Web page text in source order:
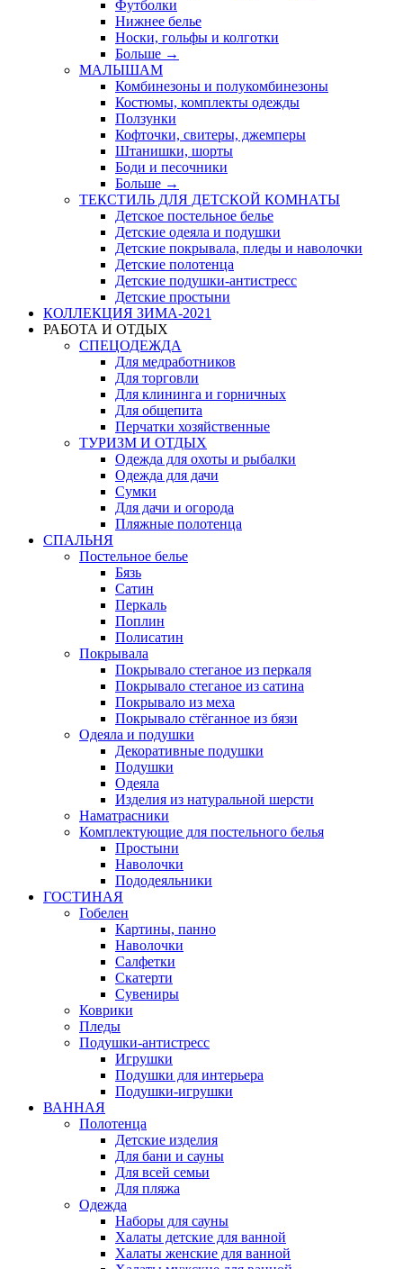
Футболки
Нижнее белье
Носки, гольфы и колготки
Больше →
МАЛЫШАМ
Комбинезоны и полукомбинезоны
Костюмы, комплекты одежды
Ползунки
Кофточки, свитеры, джемперы
Штанишки, шорты
Боди и песочники
Больше →
ТЕКСТИЛЬ ДЛЯ ДЕТСКОЙ КОМНАТЫ
Детское постельное белье
Детские одеяла и подушки
Детские покрывала, пледы и наволочки
Детские полотенца
Детские подушки-антистресс
Детские простыни
КОЛЛЕКЦИЯ ЗИМА-2021
РАБОТА И ОТДЫХ
СПЕЦОДЕЖДА
Для медработников
Для торговли
Для клининга и горничных
Для общепита
Перчатки хозяйственные
ТУРИЗМ И ОТДЫХ
Одежда для охоты и рыбалки
Одежда для дачи
Сумки
Для дачи и огорода
Пляжные полотенца
СПАЛЬНЯ
Постельное белье
Бязь
Сатин
Перкаль
Поплин
Полисатин
Покрывала
Покрывало стеганое из перкаля
Покрывало стеганое из сатина
Покрывало из меха
Покрывало стёганное из бязи
Одеяла и подушки
Декоративные подушки
Подушки
Одеяла
Изделия из натуральной шерсти
Наматраcники
Комплектующие для постельного белья
Простыни
Наволочки
Пододеяльники
ГОСТИНАЯ
Гобелен
Картины, панно
Наволочки
Салфетки
Скатерти
Сувениры
Коврики
Пледы
Подушки-антистресс
Игрушки
Подушки для интерьера
Подушки-игрушки
ВАННАЯ
Полотенца
Детские изделия
Для бани и сауны
Для всей семьи
Для пляжа
Одежда
Наборы для сауны
Халаты детские для ванной
Халаты женские для ванной